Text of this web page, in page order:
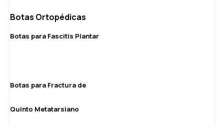
Botas Ortopédicas
Botas para Fascitis Plantar
Botas para Fractura de
Quinto Metatarsiano